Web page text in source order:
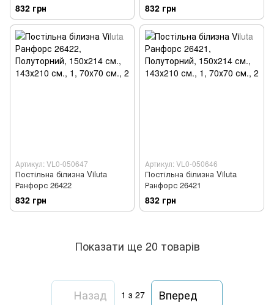
832 грн 832 грн
Артикул: VL0-050647
Постільна білизна Viluta
Ранфорс 26422
832 грн
Артикул: VL0-050646
Постільна білизна Viluta
Ранфорс 26421
832 грн
Показати ще 20 товарів
Назад 1 з 27 Вперед